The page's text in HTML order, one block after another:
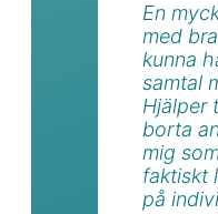
En
med
kunna
samtal
Hjälper
borta
mig
faktiskt
på